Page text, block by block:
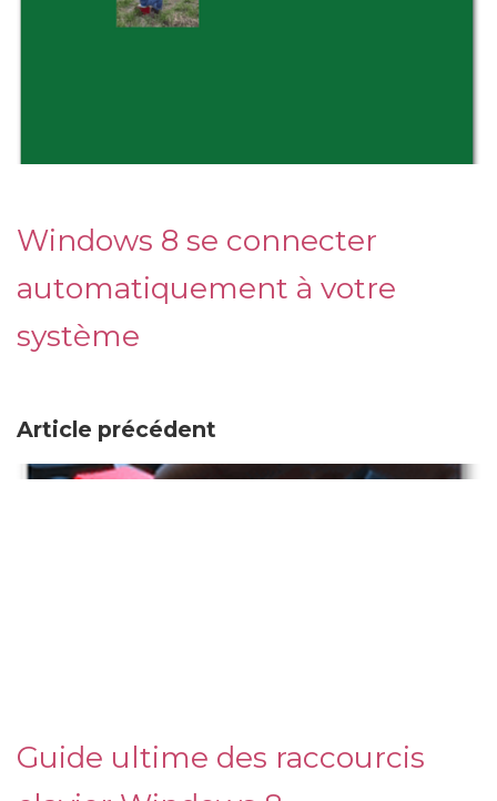
Windows 8 se connecter
automatiquement à votre
système
Article précédent
Guide ultime des raccourcis